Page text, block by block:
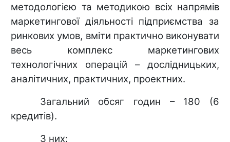
методологією та методикою всіх напрямів
маркетингової діяльності підприємства за
ринкових умов, вміти практично виконувати
весь комплекс маркетингових
технологічних операцій – дослідницьких,
аналітичних, практичних, проектних.
Загальний обсяг годин – 180 (6
кредитів).
З них: